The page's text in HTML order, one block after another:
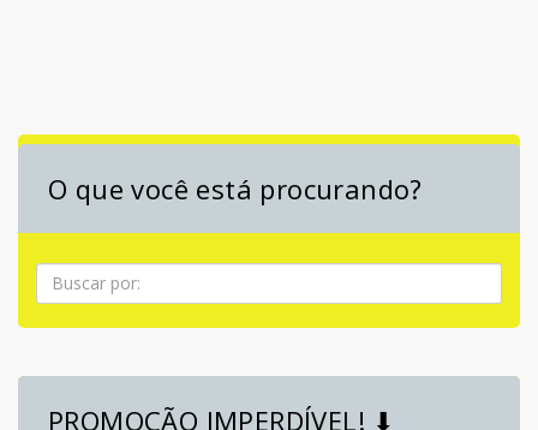
O que você está procurando?
Pesquisa
PROMOÇÃO IMPERDÍVEL! ⬇